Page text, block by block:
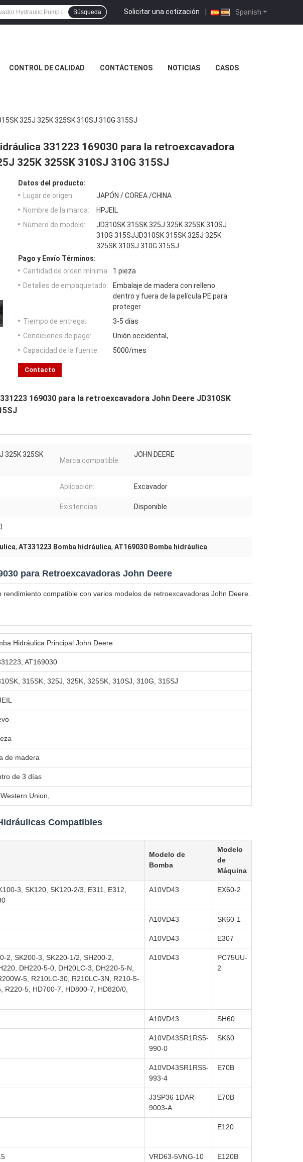
Spanish
Solicitar una cotización |
Búsqueda
CONTROL DE CALIDAD CONTÁCTENOS NOTICIAS CASOS
325J 325K 325SK 310SJ 310G 315SJ
331223 169030 para la retroexcavadora
325K 325SK 310SJ 310G 315SJ
Datos del producto:
Lugar de origen:
JAPÓN / COREA /CHINA
Nombre de la marca:
HPJEIL
Número de modelo:
JD310SK 315SK 325J 325K 325SK 310SJ
310G 315SJJD310SK 315SK 325J 325K
325SK 310SJ 310G 315SJ
Pago y Envío Términos:
Cantidad de orden mínima:
1 pieza
Detalles de empaquetado:
Embalaje de madera con relleno
dentro y fuera de la película PE para
proteger
Tiempo de entrega:
3-5 días
Condiciones de pago:
Unión occidental,
Capacidad de la fuente:
5000/mes
Contacto
169030 para la retroexcavadora John Deere JD310SK
325K 325SK
Marca compatible:
JOHN DEERE
Aplicación: Excavador
Existencias: Disponible
, AT331223 Bomba hidráulica, AT169030 Bomba hidráulica
para Retroexcavadoras John Deere
compatible con varios modelos de retroexcavadoras John Deere.
Hidráulica Principal John Deere
AT169030
315SK, 325J, 325K, 325SK, 310SJ, 310G, 315SJ
de madera
de 3 días
Union,
Compatibles
Modelo de
Bomba
Modelo
de
Máquina
3, SK120, SK120-2/3, E311, E312,
A10VD43 EX60-2
A10VD43 SK60-1
A10VD43 E307
2, SK200-3, SK220-1/2, SH200-2,
DH220-5-0, DH20LC-3, DH220-5-N,
5, R210LC-30, R210LC-3N, R210-5-
R220-5, HD700-7, HD800-7, HD820/0,
A10VD43
PC75UU-
2
A10VD43 SH60
A10VD43SR1RS5-
990-0
SK60
A10VD43SR1RS5-
993-4
E70B
J3SP36 1DAR-
9003-A
E70B
E120
VRD63-5VNG-10 E120B